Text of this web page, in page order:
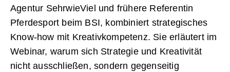
Agentur SehrwieViel und frühere Referentin
Pferdesport beim BSI, kombiniert strategisches
Know-how mit Kreativkompetenz. Sie erläutert im
Webinar, warum sich Strategie und Kreativität
nicht ausschließen, sondern gegenseitig